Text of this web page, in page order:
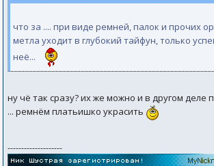
что за .... при виде ремней, палок и прочих
метла уходит в глубокий тайфун, только
неё...
ну чё так сразу? их же можно и в другом деле
... ремнём платьишко украсить
--------------------